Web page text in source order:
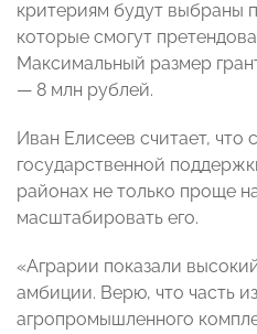
критериям будут выбраны
которые смогут
Максимальный размер
— 8 млн рублей.
Иван Елисеев считает,
государственной
районах не только проще
масштабировать его.
«Аграрии показали
амбиции. Верю, что часть
агропромышленного